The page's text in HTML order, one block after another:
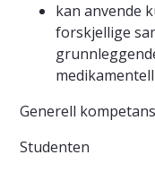
kan anvende
forskjellige
Generell
Studenten